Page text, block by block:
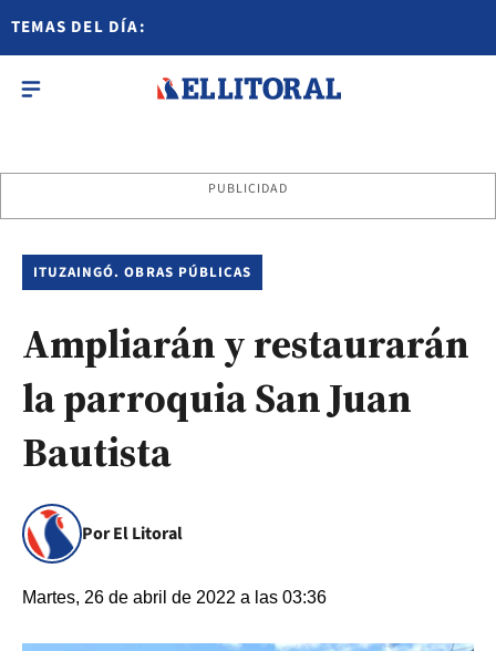
TEMAS DEL DÍA:
PUBLICIDAD
ITUZAINGÓ. OBRAS PÚBLICAS
Ampliarán y restaurarán
la parroquia San Juan
Bautista
Por El Litoral
Martes, 26 de abril de 2022 a las 03:36